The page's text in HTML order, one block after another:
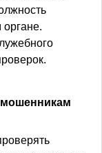
органе.